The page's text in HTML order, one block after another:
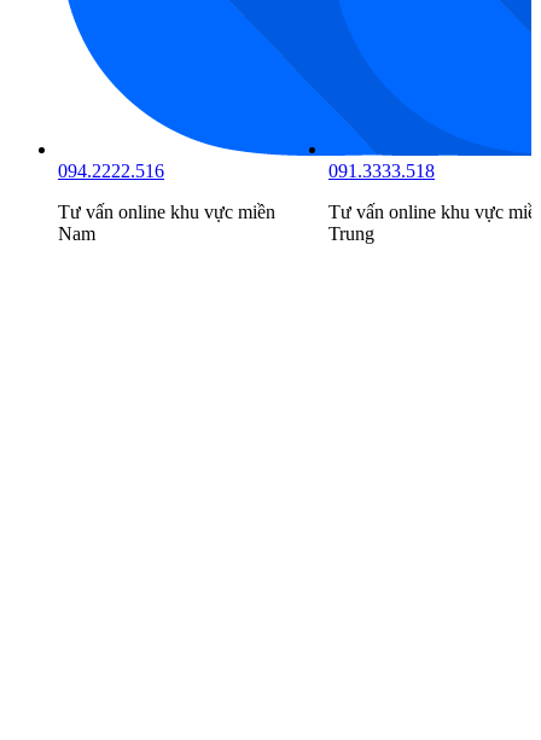
094.2222.516
Tư vấn online khu vực miền
Nam
091.3333.518
Tư vấn online khu vực
Trung